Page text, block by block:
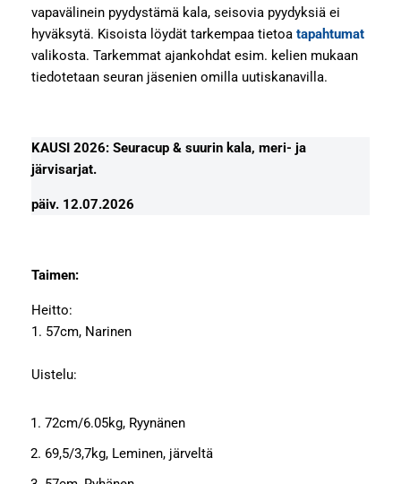
vapavälinein pyydystämä kala, seisovia pyydyksiä ei
hyväksytä. Kisoista löydät tarkempaa tietoa tapahtumat
valikosta. Tarkemmat ajankohdat esim. kelien mukaan
tiedotetaan seuran jäsenien omilla uutiskanavilla.
KAUSI 2026: Seuracup & suurin kala, meri- ja
järvisarjat.
päiv. 12.07.2026
Taimen:
Heitto:
1. 57cm, Narinen
Uistelu:
72cm/6.05kg, Ryynänen
69,5/3,7kg, Leminen, järveltä